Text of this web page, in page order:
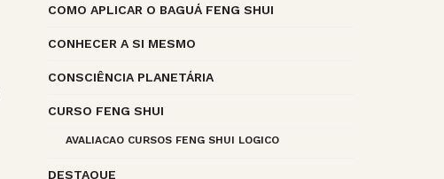
COMO APLICAR O BAGUÁ FENG SHUI
CONHECER A SI MESMO
CONSCIÊNCIA PLANETÁRIA
CURSO FENG SHUI
AVALIACAO CURSOS FENG SHUI LOGICO
DESTAQUE